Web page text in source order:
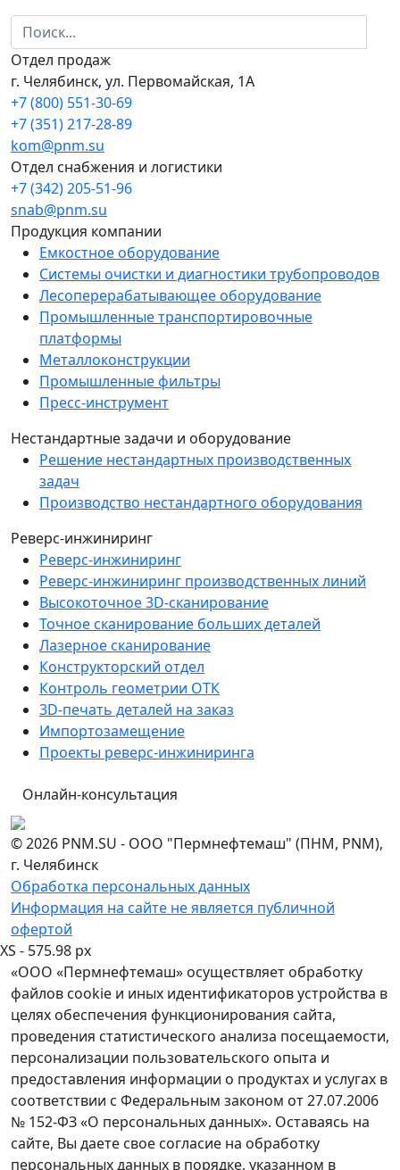
Отдел продаж
г. Челябинск, ул. Первомайская, 1А
+7 (800) 551-30-69
+7 (351) 217-28-89
kom@pnm.su
Отдел снабжения и логистики
+7 (342) 205-51-96
snab@pnm.su
Продукция компании
Емкостное оборудование
Системы очистки и диагностики трубопроводов
Лесоперерабатывающее оборудование
Промышленные транспортировочные
платформы
Металлоконструкции
Промышленные фильтры
Пресс-инструмент
Нестандартные задачи и оборудование
Решение нестандартных производственных
задач
Производство нестандартного оборудования
Реверс-инжиниринг
Реверс-инжиниринг
Реверс-инжиниринг производственных линий
Высокоточное 3D-сканирование
Точное сканирование больших деталей
Лазерное сканирование
Конструкторский отдел
Контроль геометрии ОТК
3D-печать деталей на заказ
Импортозамещение
Проекты реверс-инжиниринга
© 2026 PNM.SU - ООО "Пермнефтемаш" (ПНМ, PNM),
г. Челябинск
Обработка персональных данных
Информация на сайте не является публичной
офертой
Онлайн-консультация
XS - 575.98 px
«ООО «Пермнефтемаш» осуществляет обработку
файлов cookie и иных идентификаторов устройства в
целях обеспечения функционирования сайта,
проведения статистического анализа посещаемости,
персонализации пользовательского опыта и
предоставления информации о продуктах и услугах в
соответствии с Федеральным законом от 27.07.2006
№ 152-ФЗ «О персональных данных». Оставаясь на
сайте, Вы даете свое согласие на обработку
персональных данных в порядке, указанном в